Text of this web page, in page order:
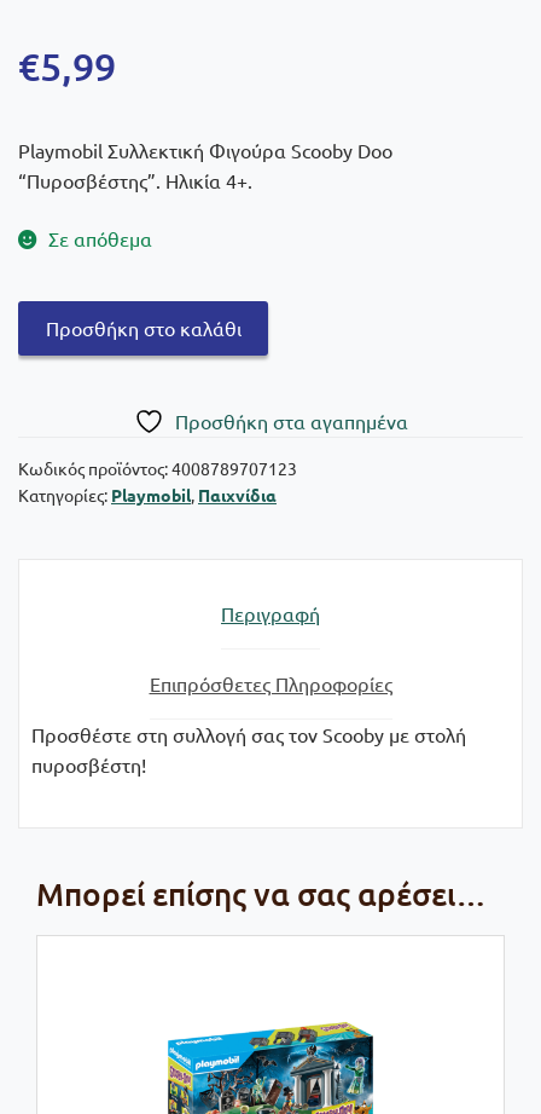
€5,99
Playmobil Συλλεκτική Φιγούρα Scooby Doo
“Πυροσβέστης”. Ηλικία 4+.
Σε απόθεμα
Scooby
"Πυροσβέστης"
70712
Προσθήκη στο καλάθι
Πρoσθήκη στα αγαπημένα
Κωδικός προϊόντος:4008789707123
Κατηγορίες: Playmobil, Παιχνίδια
Περιγραφή
Επιπρόσθετες Πληροφορίες
Προσθέστε στη συλλογή σας τον Scooby με στολή
πυροσβέστη!
Μπορεί επίσης να σας αρέσει…